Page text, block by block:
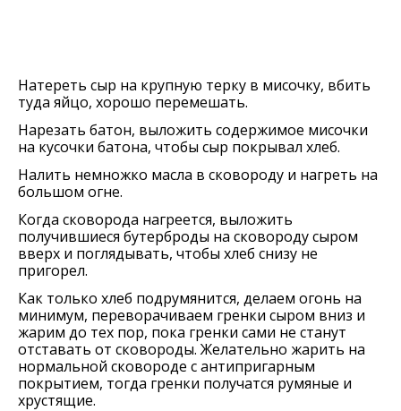
Натереть сыр на крупную терку в мисочку, вбить
туда яйцо, хорошо перемешать.
Нарезать батон, выложить содержимое мисочки
на кусочки батона, чтобы сыр покрывал хлеб.
Налить немножко масла в сковороду и нагреть на
большом огне.
Когда сковорода нагреется, выложить
получившиеся бутерброды на сковороду сыром
вверх и поглядывать, чтобы хлеб снизу не
пригорел.
Как только хлеб подрумянится, делаем огонь на
минимум, переворачиваем гренки сыром вниз и
жарим до тех пор, пока гренки сами не станут
отставать от сковороды. Желательно жарить на
нормальной сковороде с антипригарным
покрытием, тогда гренки получатся румяные и
хрустящие.